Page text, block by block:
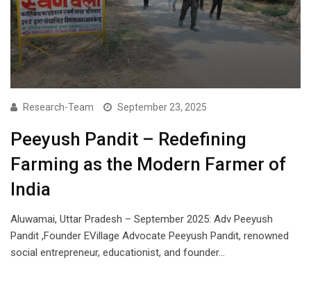
Research-Team September 23, 2025
Peeyush Pandit – Redefining
Farming as the Modern Farmer of
India
Aluwamai, Uttar Pradesh – September 2025: Adv Peeyush
Pandit ,Founder EVillage Advocate Peeyush Pandit, renowned
social entrepreneur, educationist, and founder…